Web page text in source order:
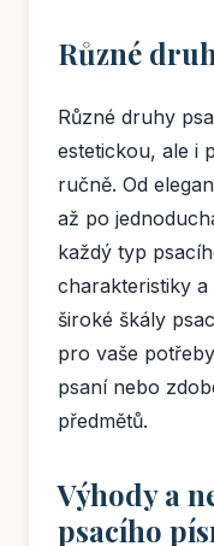
Různé
Různé druhy
estetickou, ale i
ručně. Od
až po
každý typ
charakteristiky
široké škály
pro vaše
psaní nebo
předmětů.
Výhody a
psacího